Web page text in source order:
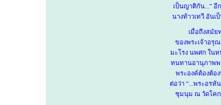
เป็นญาติกัน...” อี
นางท้าวเทวี อัน
เมื่อถึงสมัย
ของพระเจ้าอรุ
มะโรง นพศก ใน
ทนทานอานุภาพพ
พระองค์ต้องต้อ
ต่อว่า “...พระอรหั
ชุมนุม ณ วัดโคก